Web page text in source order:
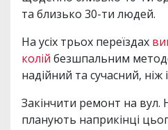
та близько 30-ти людей.
На усіх трьох переїздах
колій безшпальним
надійний та сучасний,
Закінчити ремонт на вул.
планують наприкінці